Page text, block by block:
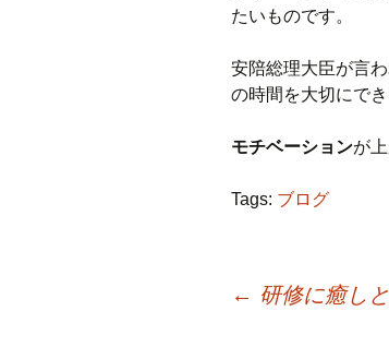
たいものです。
安陪総理大臣が言
の時間を大切にで
モチベーションが
Tags: ブログ
← 研修に癒し